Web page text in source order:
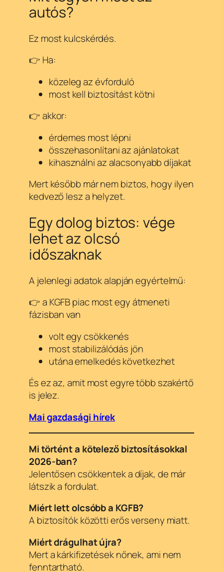
autós?
Ez most kulcskérdés.
👉 Ha:
közeleg az évforduló
most kell biztosítást kötni
👉 akkor:
érdemes most lépni
összehasonlítani az ajánlatokat
kihasználni az alacsonyabb díjakat
Mert később már nem biztos, hogy ilyen
kedvező lesz a helyzet.
Egy dolog biztos: vége
lehet az olcsó
időszaknak
A jelenlegi adatok alapján egyértelmű:
👉 a KGFB piac most egy átmeneti
fázisban van
volt egy csökkenés
most stabilizálódás jön
utána emelkedés következhet
És ez az, amit most egyre több szakértő
is jelez.
Mai gazdasági hírek
Mi történt a kötelező biztosításokkal
2026-ban?
Jelentősen csökkentek a díjak, de már
látszik a fordulat.
Miért lett olcsóbb a KGFB?
A biztosítók közötti erős verseny miatt.
Miért drágulhat újra?
Mert a kárkifizetések nőnek, ami nem
fenntartható.